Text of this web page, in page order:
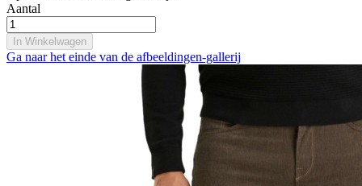
Aantal
In Winkelwagen
Ga naar het einde van de afbeeldingen-gallerij